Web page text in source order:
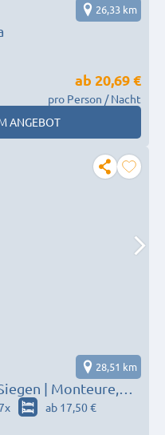
26,33 km
ab 20,69 €
pro Person / Nacht
ANGEBOT
| Monteure,
28,51 km
x
ab 17,50 €